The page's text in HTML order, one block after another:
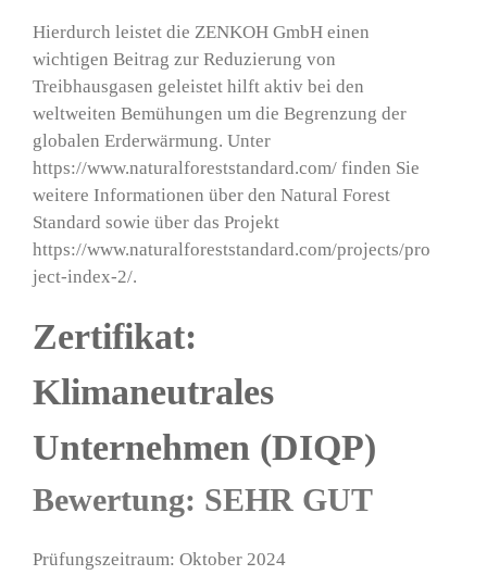
Hierdurch leistet die ZENKOH GmbH einen
wichtigen Beitrag zur Reduzierung von
Treibhausgasen geleistet hilft aktiv bei den
weltweiten Bemühungen um die Begrenzung der
globalen Erderwärmung. Unter
https://www.naturalforeststandard.com/ finden Sie
weitere Informationen über den Natural Forest
Standard sowie über das Projekt
https://www.naturalforeststandard.com/projects/pro
ject-index-2/.
Zertifikat:
Klimaneutrales
Unternehmen (DIQP)
Bewertung: SEHR GUT
Prüfungszeitraum: Oktober 2024